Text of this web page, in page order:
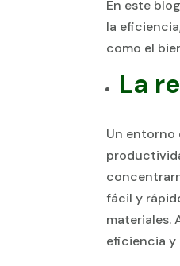
En este
la
como el
La
Un entorno
fácil y
materiales.
eficiencia y